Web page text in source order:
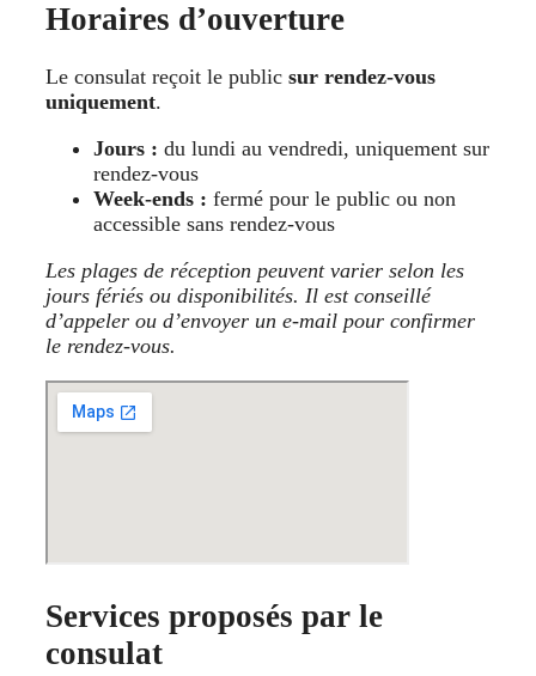
Horaires d’ouverture
Le consulat reçoit le public sur rendez-vous
uniquement.
Jours : du lundi au vendredi, uniquement sur
rendez-vous
Week-ends : fermé pour le public ou non
accessible sans rendez-vous
Les plages de réception peuvent varier selon les
jours fériés ou disponibilités. Il est conseillé
d’appeler ou d’envoyer un e-mail pour confirmer
le rendez-vous.
Services proposés par le
consulat